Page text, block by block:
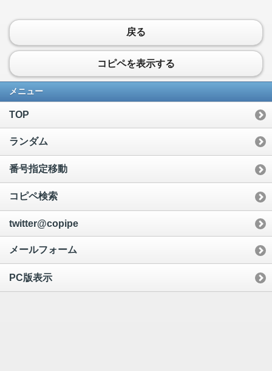
戻る
コピペを表示する
メニュー
TOP
ランダム
番号指定移動
コピペ検索
twitter@copipe
メールフォーム
PC版表示